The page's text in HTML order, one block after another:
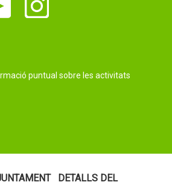
puntual sobre les activitats
DETALLS DEL